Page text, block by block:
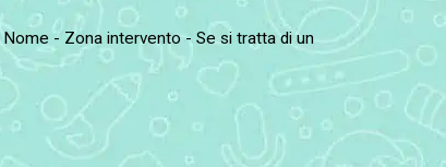
- Zona intervento - Se si tratta di un